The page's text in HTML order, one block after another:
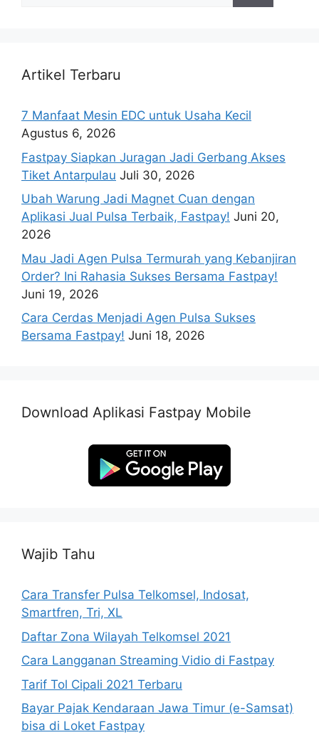
Artikel Terbaru
7 Manfaat Mesin EDC untuk Usaha Kecil
Agustus 6, 2026
Fastpay Siapkan Juragan Jadi Gerbang Akses
Tiket Antarpulau Juli 30, 2026
Ubah Warung Jadi Magnet Cuan dengan
Aplikasi Jual Pulsa Terbaik, Fastpay! Juni 20,
2026
Mau Jadi Agen Pulsa Termurah yang Kebanjiran
Order? Ini Rahasia Sukses Bersama Fastpay!
Juni 19, 2026
Cara Cerdas Menjadi Agen Pulsa Sukses
Bersama Fastpay! Juni 18, 2026
Download Aplikasi Fastpay Mobile
Wajib Tahu
Cara Transfer Pulsa Telkomsel, Indosat,
Smartfren, Tri, XL
Daftar Zona Wilayah Telkomsel 2021
Cara Langganan Streaming Vidio di Fastpay
Tarif Tol Cipali 2021 Terbaru
Bayar Pajak Kendaraan Jawa Timur (e-Samsat)
bisa di Loket Fastpay